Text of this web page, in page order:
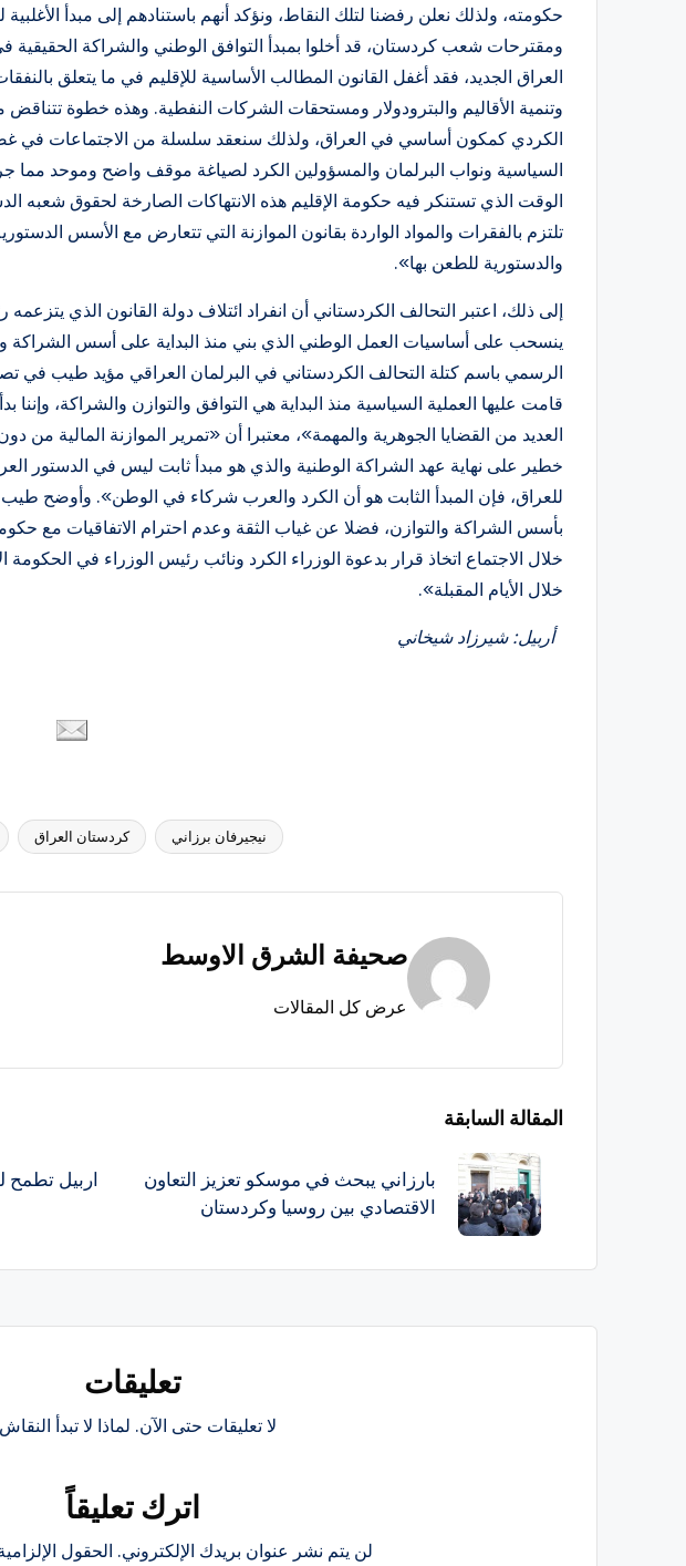
حكومته، ولذلك نعلن رفضنا لتلك النقاط، ونؤكد أنهم باستنادهم إلى مبدأ
ومقترحات شعب كردستان، قد أخلوا بمبدأ التوافق الوطني والشراكة الحقيقية
العراق الجديد، فقد أغفل القانون المطالب الأساسية للإقليم في ما يتعلق
وتنمية الأقاليم والبترودولار ومستحقات الشركات النفطية. وهذه خطوة
الكردي كمكون أساسي في العراق، ولذلك سنعقد سلسلة من الاجتماعات في
السياسية ونواب البرلمان والمسؤولين الكرد لصياغة موقف واضح وموحد مما
الوقت الذي تستنكر فيه حكومة الإقليم هذه الانتهاكات الصارخة لحقوق شعبه
تلتزم بالفقرات والمواد الواردة بقانون الموازنة التي تتعارض مع الأسس
والدستورية للطعن بها».
إلى ذلك، اعتبر التحالف الكردستاني أن انفراد ائتلاف دولة القانون الذي
ينسحب على أساسيات العمل الوطني الذي بني منذ البداية على أسس الشراكة
الرسمي باسم كتلة التحالف الكردستاني في البرلمان العراقي مؤيد طيب في
قامت عليها العملية السياسية منذ البداية هي التوافق والتوازن والشراكة،
العديد من القضايا الجوهرية والمهمة»، معتبرا أن «تمرير الموازنة المالية
خطير على نهاية عهد الشراكة الوطنية والذي هو مبدأ ثابت ليس في الدستور
للعراق، فإن المبدأ الثابت هو أن الكرد والعرب شركاء في الوطن». وأوضح
بأسس الشراكة والتوازن، فضلا عن غياب الثقة وعدم احترام الاتفاقيات مع
خلال الاجتماع اتخاذ قرار بدعوة الوزراء الكرد ونائب رئيس الوزراء في الحكومة
خلال الأيام المقبلة».
أربيل: شيرزاد شيخاني
كردستان العراق نيجيرفان برزاني
صحيفة الشرق الاوسط
عرض كل المقالات
تصفّح
المقالات
المقالة السابقة
بارزاني يبحث في موسكو تعزيز التعاون
الاقتصادي بين روسيا وكردستان
اربيل
تعليقات
لا تعليقات حتى الآن. لماذا لا تبدأ
اترك تعليقاً
لن يتم نشر عنوان بريدك الإلكتروني. الحقول